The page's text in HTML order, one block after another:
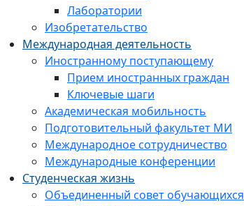
Лаборатории
Изобретательство
Международная деятельность
Иностранному поступающему
Прием иностранных граждан
Ключевые шаги
Академическая мобильность
Подготовительный факультет МИ
Международное сотрудничество
Международные конференции
Студенческая жизнь
Объединенный совет обучающихся